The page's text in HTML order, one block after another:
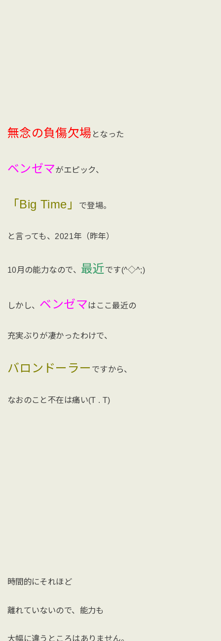
無念の負傷欠場 となった
ベンゼマがエピック、
「Big Time」 で登場。
と言っても、2021年（昨年）
10月の能力なので、 最近です(^◇^;)
しかし、 ベンゼマ はここ最近の
充実ぶりが凄かったわけで、
バロンドーラー ですから、
なおのこと不在は痛い(T . T)
時間的にそれほど
離れていないので、能力も
大幅に違うところはありません。